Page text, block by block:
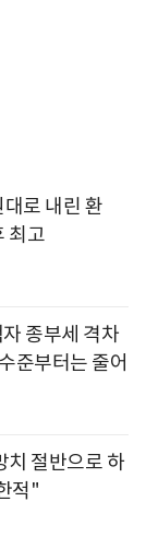
로 내린 환
최고
종부세 격차
준부터는 줄어
치 절반으로 하
적"